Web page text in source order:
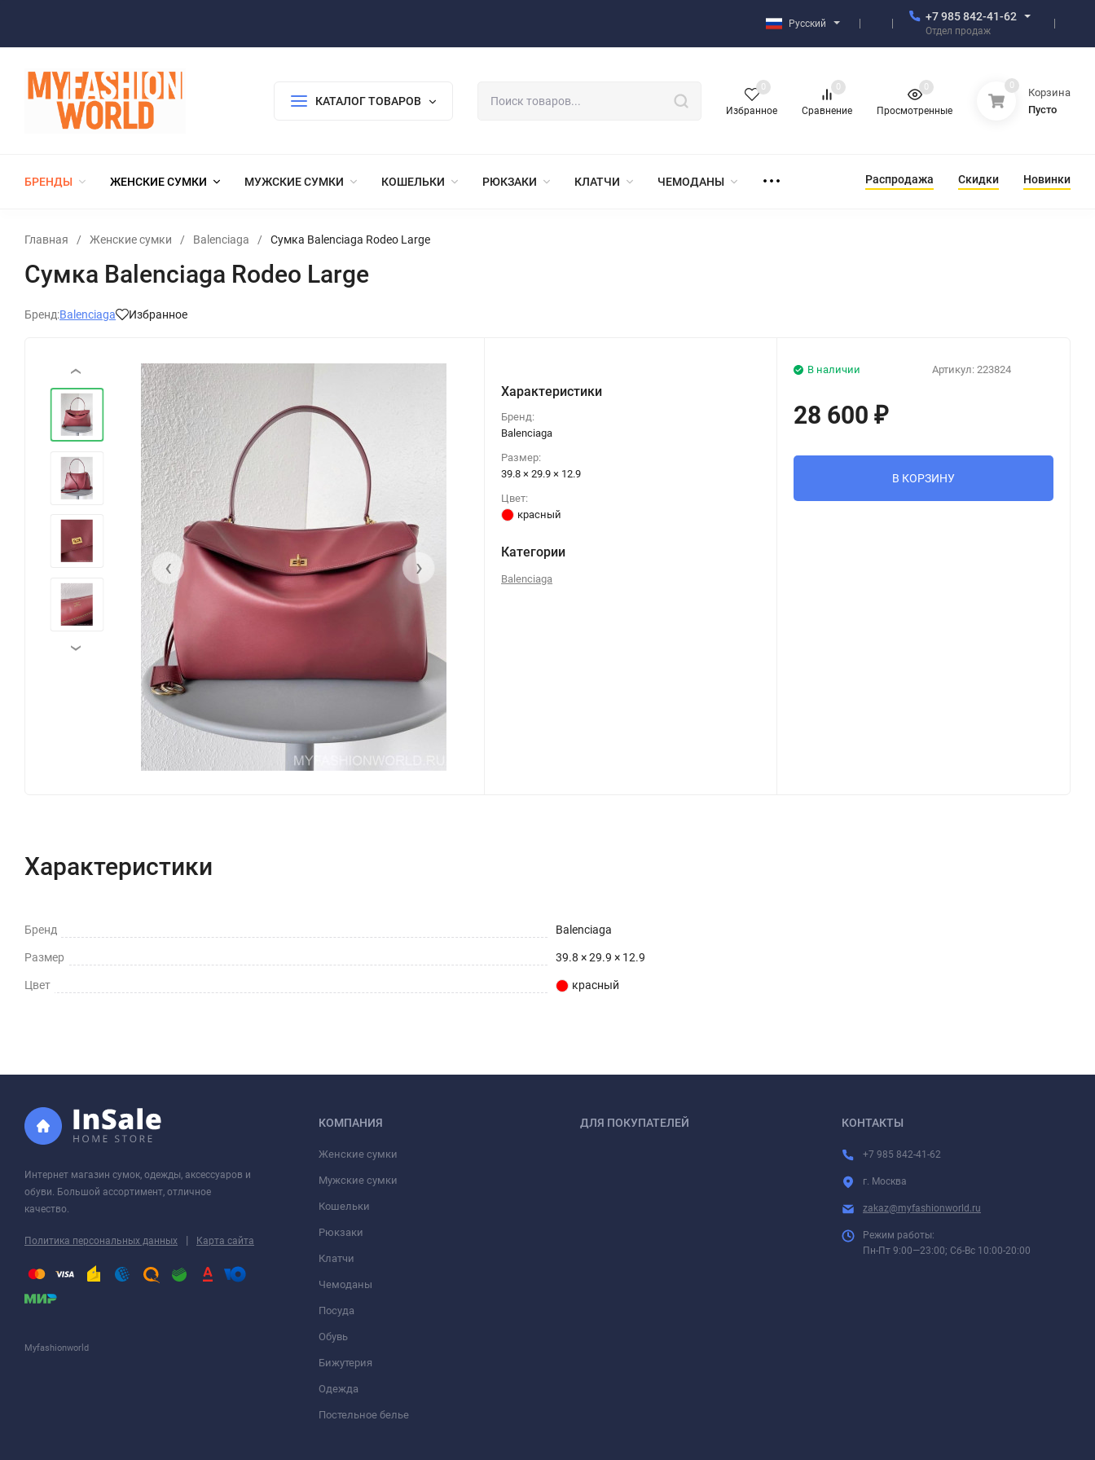
Русский
+7 985 842-41-62
Отдел продаж
КАТАЛОГ ТОВАРОВ
Избранное
0
Сравнение
0
Просмотренные
0 0
Корзина
Пусто
БРЕНДЫ ЖЕНСКИЕ СУМКИ МУЖСКИЕ СУМКИ КОШЕЛЬКИ РЮКЗАКИ КЛАТЧИ ЧЕМОДАНЫ Распродажа Скидки Новинки
Главная / Женские сумки / Balenciaga / Сумка Balenciaga Rodeo Large
Сумка Balenciaga Rodeo Large
Бренд:Balenciaga Избранное
‹ ›
‹
›
Характеристики
Бренд:
Balenciaga
Размер:
39.8 × 29.9 × 12.9
Цвет:
красный
Категории
Balenciaga
Артикул: 223824
В наличии
28 600₽
В КОРЗИНУ
Характеристики
Бренд Balenciaga
Размер 39.8 × 29.9 × 12.9
Цвет красный
Интернет магазин сумок, одежды, аксессуаров и
обуви. Большой ассортимент, отличное
качество.
Политика персональных данных | Карта сайта
Myfashionworld
КОМПАНИЯ
Женские сумки
Мужские сумки
Кошельки
Рюкзаки
Клатчи
Чемоданы
Посуда
Обувь
Бижутерия
Одежда
Постельное белье
ДЛЯ ПОКУПАТЕЛЕЙ КОНТАКТЫ
+7 985 842-41-62
г. Москва
zakaz@myfashionworld.ru
Режим работы:
Пн-Пт 9:00—23:00; Сб-Вс 10:00-20:00